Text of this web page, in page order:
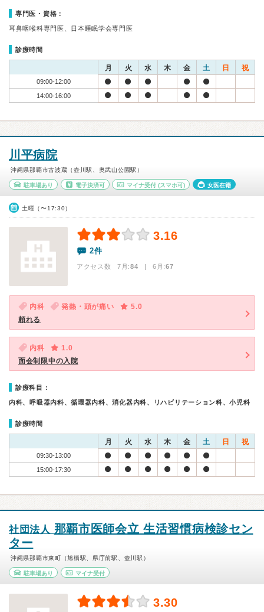
専門医・資格：
耳鼻咽喉科専門医、日本睡眠学会専門医
診療時間
月 火 水 木 金 土 日 祝
09:00-12:00
14:00-16:00
川平病院
沖縄県那覇市古波蔵（壺川駅、奥武山公園駅）
駐車場あり 電子決済可 マイナ受付 (スマホ可) 女医在籍
土曜（〜17:30）
3.16
2件
アクセス数 7月:84 | 6月:67
内科 発熱・頭が痛い
5.0
頼れる
内科
1.0
面会制限中の入院
診療科目：
内科、呼吸器内科、循環器内科、消化器内科、リハビリテーション科、小児科
診療時間
月 火 水 木 金 土 日 祝
09:30-13:00
15:00-17:30
社団法人 那覇市医師会立 生活習慣病検診セン
ター
沖縄県那覇市東町（旭橋駅、県庁前駅、壺川駅）
駐車場あり マイナ受付
3.30